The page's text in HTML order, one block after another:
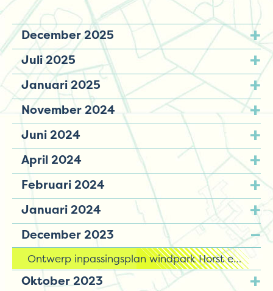
December 2025
Juli 2025
Januari 2025
November 2024
Juni 2024
April 2024
Februari 2024
Januari 2024
December 2023
Ontwerp inpassingsplan windpark Horst en Telgt
Oktober 2023